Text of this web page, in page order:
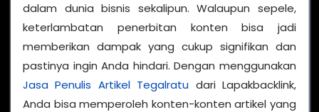
dalam dunia bisnis sekalipun. Walaupun sepele,
keterlambatan penerbitan konten bisa jadi
memberikan dampak yang cukup signifikan dan
pastinya ingin Anda hindari. Dengan menggunakan
Jasa Penulis Artikel Tegalratu dari Lapakbacklink,
Anda bisa memperoleh konten-konten artikel yang